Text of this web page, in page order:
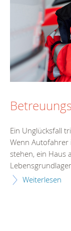
Ein Unglücksfall
Wenn Autofahrer
stehen, ein Haus
Weiterlesen